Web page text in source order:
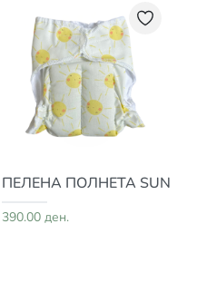
ПЕЛЕНА ПОЛНЕТА SUN
390.00 ден.